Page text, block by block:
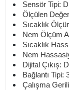
Sensör Tipi:
Ölçülen
Sıcaklık
Nem Ölçüm
Sıcaklık
Nem
Dijital Çıkış:
Bağlantı Tipi:
Çalışma